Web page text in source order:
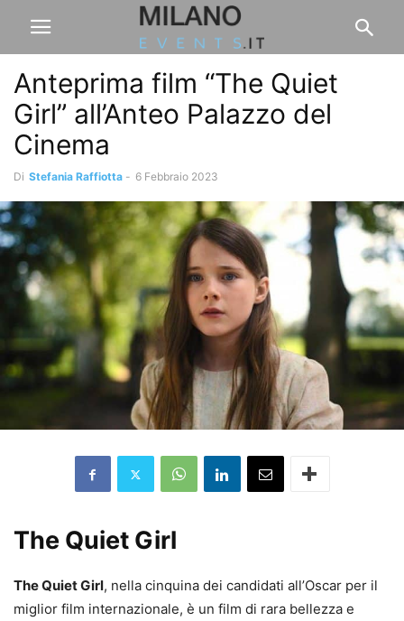
Anteprima film “The Quiet
Girl” all’Anteo Palazzo del
Cinema
Di Stefania Raffiotta - 6 Febbraio 2023
The Quiet Girl
The Quiet Girl, nella cinquina dei candidati all’Oscar per il
miglior film internazionale, è un film di rara bellezza e